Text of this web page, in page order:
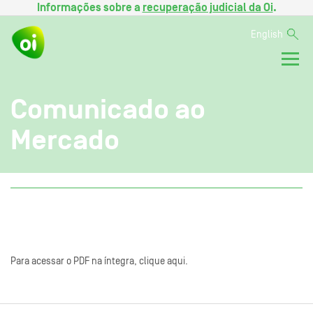
Informações sobre a recuperação judicial da Oi.
English
Comunicado ao
Mercado
Para acessar o PDF na íntegra, clique aqui.